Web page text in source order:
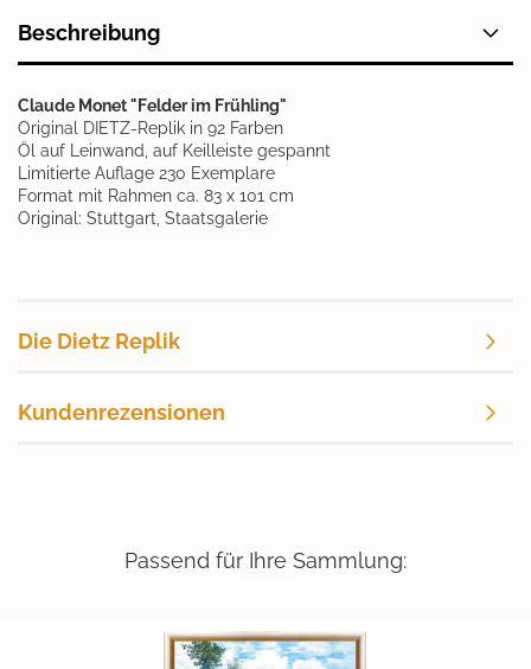
Beschreibung
Claude Monet "Felder im Frühling"
Original DIETZ-Replik in 92 Farben
Öl auf Leinwand, auf Keilleiste gespannt
Limitierte Auflage 230 Exemplare
Format mit Rahmen ca. 83 x 101 cm
Original: Stuttgart, Staatsgalerie
Die Dietz Replik
Kundenrezensionen
Passend für Ihre Sammlung: